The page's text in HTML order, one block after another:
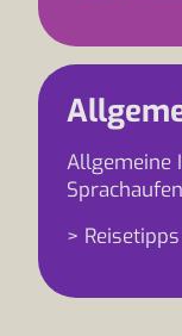
Allgemeine
>